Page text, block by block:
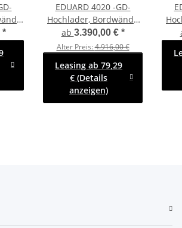
mit
*
EDUARD 4020 -GD-
Hochlader, Bordwände
30cm -2000kg- Lfh: 72cm
-155R13
ab 3.390,00 € *
Alter Preis:4.916,00 €
Leasing ab 79,29
€ (Details
anzeigen)